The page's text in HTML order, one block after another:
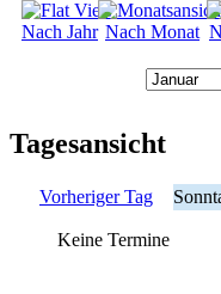
Nach Jahr Nach Monat
Tagesansicht
Vorheriger Tag
Keine Termine